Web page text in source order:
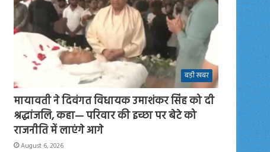
बड़ी खबर
मायावती ने दिवंगत विधायक उमाशंकर सिंह को दी
श्रद्धांजलि, कहा— परिवार की इच्छा पर बेटे को
राजनीति में लाएंगे आगे
August 6, 2026